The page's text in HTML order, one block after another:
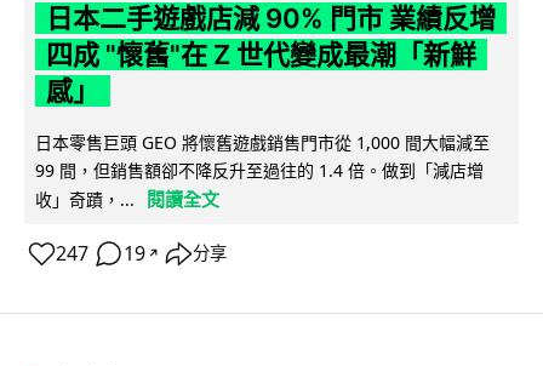
日本二手遊戲店減 90% 門市 業績反增
四成 "懷舊"在 Z 世代變成最潮「新鮮
感」
日本零售巨頭 GEO 將懷舊遊戲銷售門市從 1,000 間大幅減至
99 間，但銷售額卻不降反升至過往的 1.4 倍。做到「減店增
收」奇蹟，...
閱讀全文
247 19 ↗ 分享